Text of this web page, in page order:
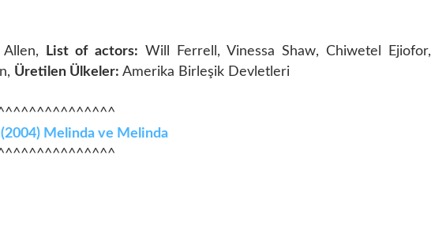
List of actors: Will Ferrell, Vinessa Shaw, Chiwetel Ejiofor,
Üretilen Ülkeler: Amerika Birleşik Devletleri
(2004) Melinda ve Melinda